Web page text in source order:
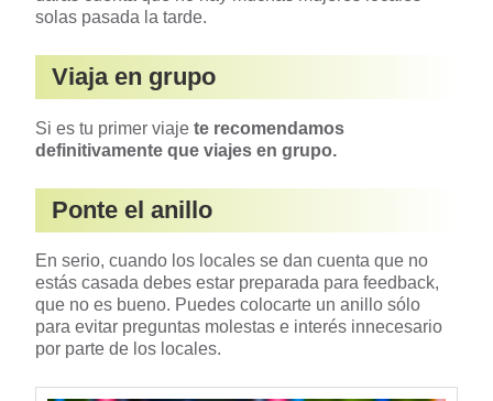
solas pasada la tarde.
Viaja en grupo
Si es tu primer viajete recomendamos
definitivamente que viajes en grupo.
Ponte el anillo
En serio, cuando los locales se dan cuenta que no
estás casada debes estar preparada para feedback,
que no es bueno. Puedes colocarte un anillo sólo
para evitar preguntas molestas e interés innecesario
por parte de los locales.